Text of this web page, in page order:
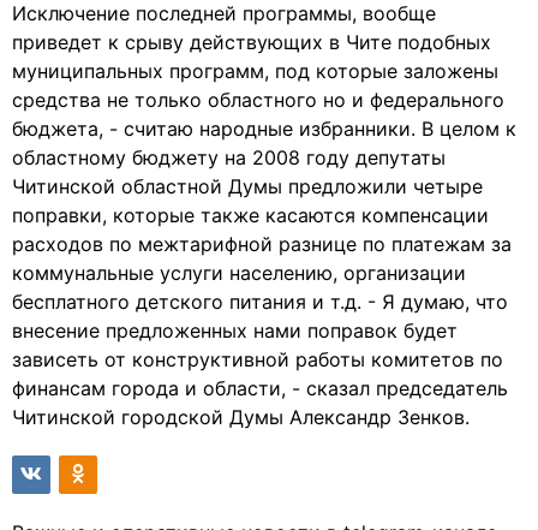
Исключение последней программы, вообще
приведет к срыву действующих в Чите подобных
муниципальных программ, под которые заложены
средства не только областного но и федерального
бюджета, - считаю народные избранники. В целом к
областному бюджету на 2008 году депутаты
Читинской областной Думы предложили четыре
поправки, которые также касаются компенсации
расходов по межтарифной разнице по платежам за
коммунальные услуги населению, организации
бесплатного детского питания и т.д. - Я думаю, что
внесение предложенных нами поправок будет
зависеть от конструктивной работы комитетов по
финансам города и области, - сказал председатель
Читинской городской Думы Александр Зенков.